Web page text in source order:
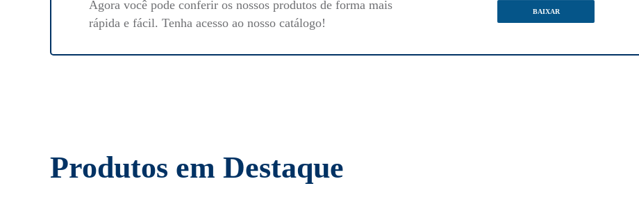
Agora você pode conferir os nossos produtos de forma mais
rápida e fácil. Tenha acesso ao nosso catálogo!
BAIXAR
Produtos em Destaque